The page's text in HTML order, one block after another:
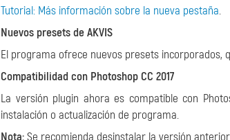
Tutorial: Más información sobre la nueva pestaña.
Nuevos presets de AKVIS
El programa ofrece nuevos presets
Compatibilidad con Photoshop CC 2017
La versión plugin ahora es compatible con
instalación o actualización de programa.
Nota:Se recomienda desinstalar la versión